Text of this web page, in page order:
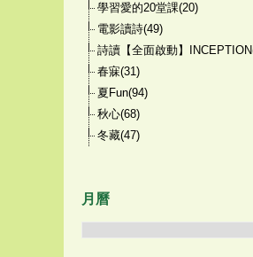
學習愛的20堂課(20)
電影讀詩(49)
詩讀【全面啟動】
春寐(31)
夏Fun(94)
秋心(68)
冬藏(47)
月曆